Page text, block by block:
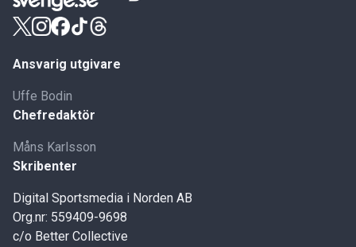
Ansvarig utgivare
Uffe Bodin
Chefredaktör
Måns Karlsson
Skribenter
Digital Sportsmedia i Norden AB
Org.nr: 559409-9698
c/o Better Collective